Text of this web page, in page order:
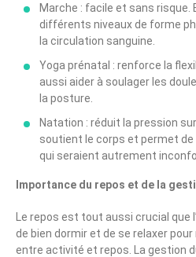
Marche : facile et sans risque.
différents niveaux de forme
la circulation sanguine.
Yoga prénatal : renforce la
aussi aider à soulager les
la posture.
Natation : réduit la pression
soutient le corps et permet
qui seraient autrement
Importance du repos et de la
Le repos est tout aussi crucial que
de bien dormir et de se relaxer
entre activité et repos. La gestion